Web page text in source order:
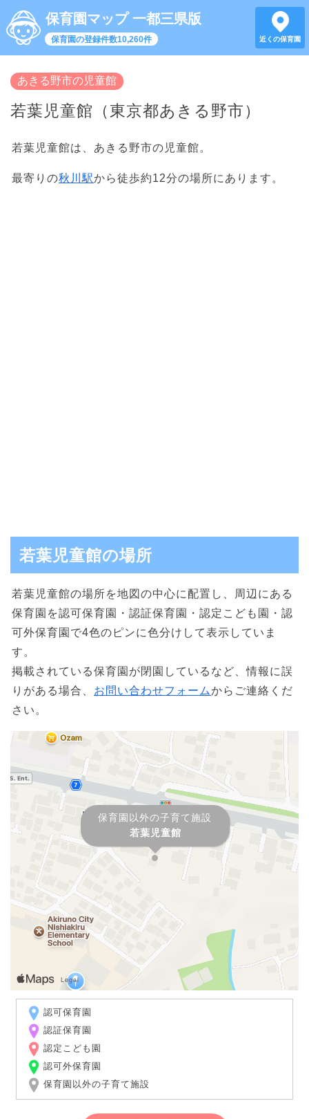
保育園マップ 一都三県版
保育園の登録件数10,260件 近くの保育園
あきる野市の児童館
若葉児童館（東京都あきる野市）
若葉児童館は、あきる野市の児童館。
最寄りの秋川駅から徒歩約12分の場所にあります。
若葉児童館の場所
若葉児童館の場所を地図の中心に配置し、周辺にある
保育園を認可保育園・認証保育園・認定こども園・認
可外保育園で4色のピンに色分けして表示していま
す。
掲載されている保育園が閉園しているなど、情報に誤
りがある場合、 お問い合わせフォームからご連絡くだ
さい。
保育園以外の子育て施設
若葉児童館
認可保育園
認証保育園
認定こども園
認可外保育園
保育園以外の子育て施設